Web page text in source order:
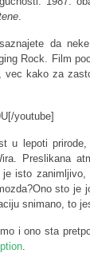
.
da
Rock. Film
kako za
youtube]
u lepoti
Preslikana
isto zanimljivo,
sto je
snimano, to
i ono sta
.